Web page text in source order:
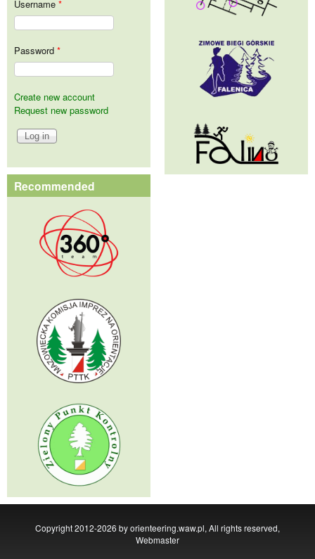
Username *
Password *
Create new account
Request new password
Recommended
Copyright 2012-2026 by orienteering.waw.pl, All rights reserved,
Webmaster